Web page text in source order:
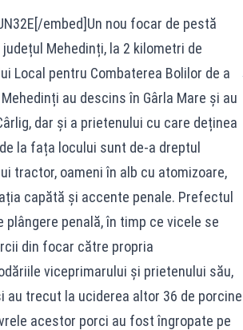
embed]Un nou focar de pestă
Mehedinți, la 2 kilometri de
Local pentru Combaterea Bolilor de a
au descins în Gârla Mare și au
dar și a prietenului cu care deținea
la fața locului sunt de-a dreptul
tractor, oameni în alb cu atomizoare,
capătă și accente penale. Prefectul
penală, în timp ce vicele se
din focar către propria
viceprimarului și prietenului său,
trecut la uciderea altor 36 de porcine
acestor porci au fost îngropate pe